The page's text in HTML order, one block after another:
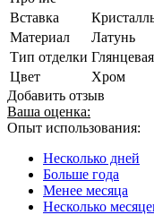
Вставка
Материал
Латунь
Тип отделки Глянцевая
Цвет
Хром
Добавить отзыв
Ваша оценка:
Опыт использования:
Несколько дней
Больше года
Менее месяца
Несколько